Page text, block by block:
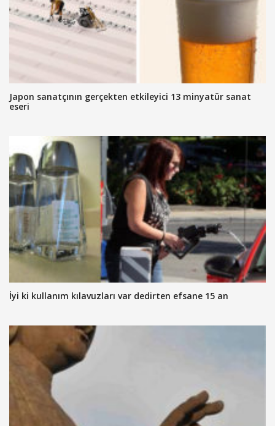
Japon sanatçının gerçekten etkileyici 13 minyatür sanat
eseri
İyi ki kullanım kılavuzları var dedirten efsane 15 an